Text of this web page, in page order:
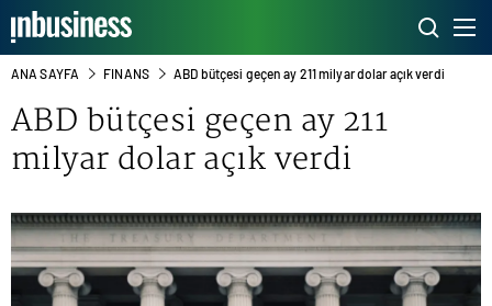
ANA SAYFA FINANS ABD bütçesi geçen ay 211 milyar dolar açık verdi
ABD bütçesi geçen ay 211
milyar dolar açık verdi